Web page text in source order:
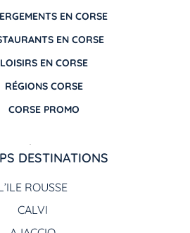
EN CORSE
EN CORSE
LOISIRS EN CORSE
RÉGIONS CORSE
CORSE PROMO
DESTINATIONS
ROUSSE
CALVI